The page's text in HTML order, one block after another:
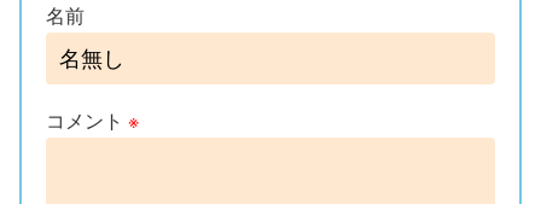
名前
コメント ※